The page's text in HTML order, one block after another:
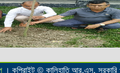
। কপিরাইট © কালিহাতি আর.এস. সরকারি